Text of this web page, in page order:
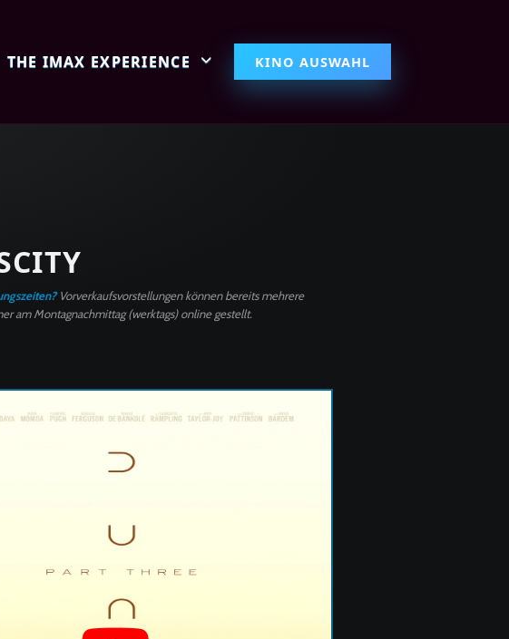
THE IMAX EXPERIENCE KINO AUSWAHL
Vorverkaufsvorstellungen können bereits mehrere
am Montagnachmittag (werktags) online gestellt.